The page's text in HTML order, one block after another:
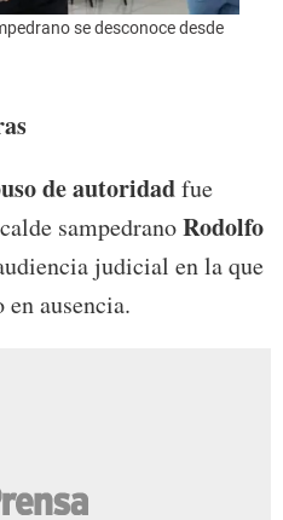
se desconoce desde
de autoridadfue
sampedranoRodolfo
judicial en la que
en ausencia.